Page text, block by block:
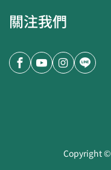
關注我們
Copyright ©